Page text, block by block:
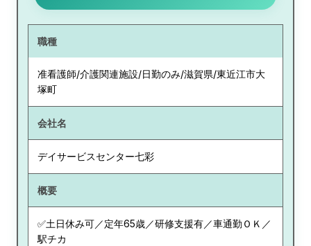
職種
准看護師/介護関連施設/日勤のみ/滋賀県/東近江市大
塚町
会社名
デイサービスセンター七彩
概要
✅土日休み可／定年65歳／研修支援有／車通勤ＯＫ／
駅チカ